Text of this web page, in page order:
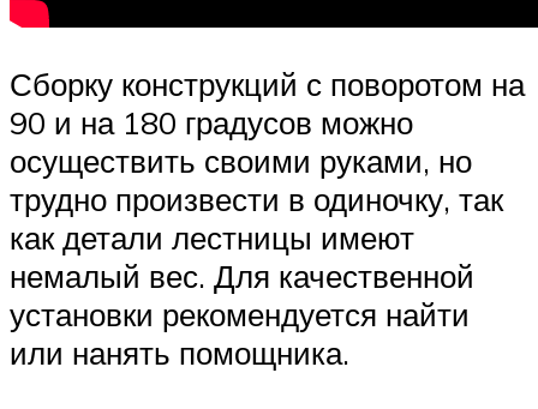
Сборку конструкций с поворотом на
90 и на 180 градусов можно
осуществить своими руками, но
трудно произвести в одиночку, так
как детали лестницы имеют
немалый вес. Для качественной
установки рекомендуется найти
или нанять помощника.